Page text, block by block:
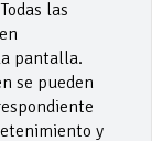
las
pantalla.
se pueden
y